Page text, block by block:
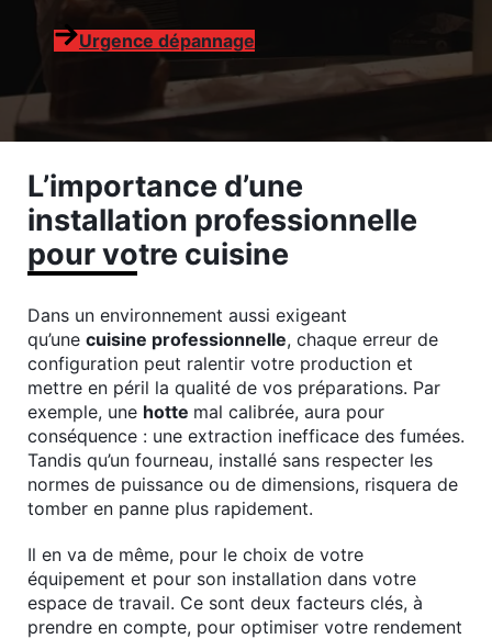
Urgence dépannage
L’importance d’une
installation professionnelle
pour votre cuisine
Dans un environnement aussi exigeant
qu’une cuisine professionnelle, chaque erreur de
configuration peut ralentir votre production et
mettre en péril la qualité de vos préparations. Par
exemple, une hotte mal calibrée, aura pour
conséquence : une extraction inefficace des fumées.
Tandis qu’un fourneau, installé sans respecter les
normes de puissance ou de dimensions, risquera de
tomber en panne plus rapidement.
Il en va de même, pour le choix de votre
équipement et pour son installation dans votre
espace de travail. Ce sont deux facteurs clés, à
prendre en compte, pour optimiser votre rendement
Dépannage grill professionnel
Dépannage piano de cuisine professionnelle